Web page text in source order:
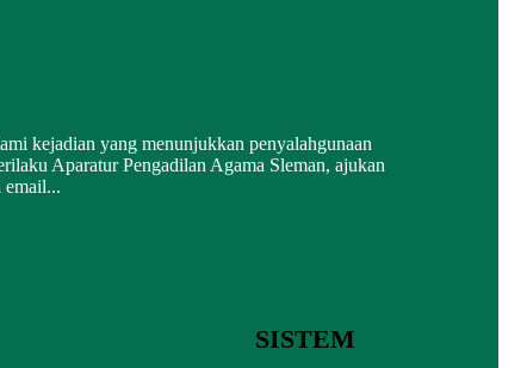
kejadian yang menunjukkan penyalahgunaan
Aparatur Pengadilan Agama Sleman, ajukan
email...
SISTEM